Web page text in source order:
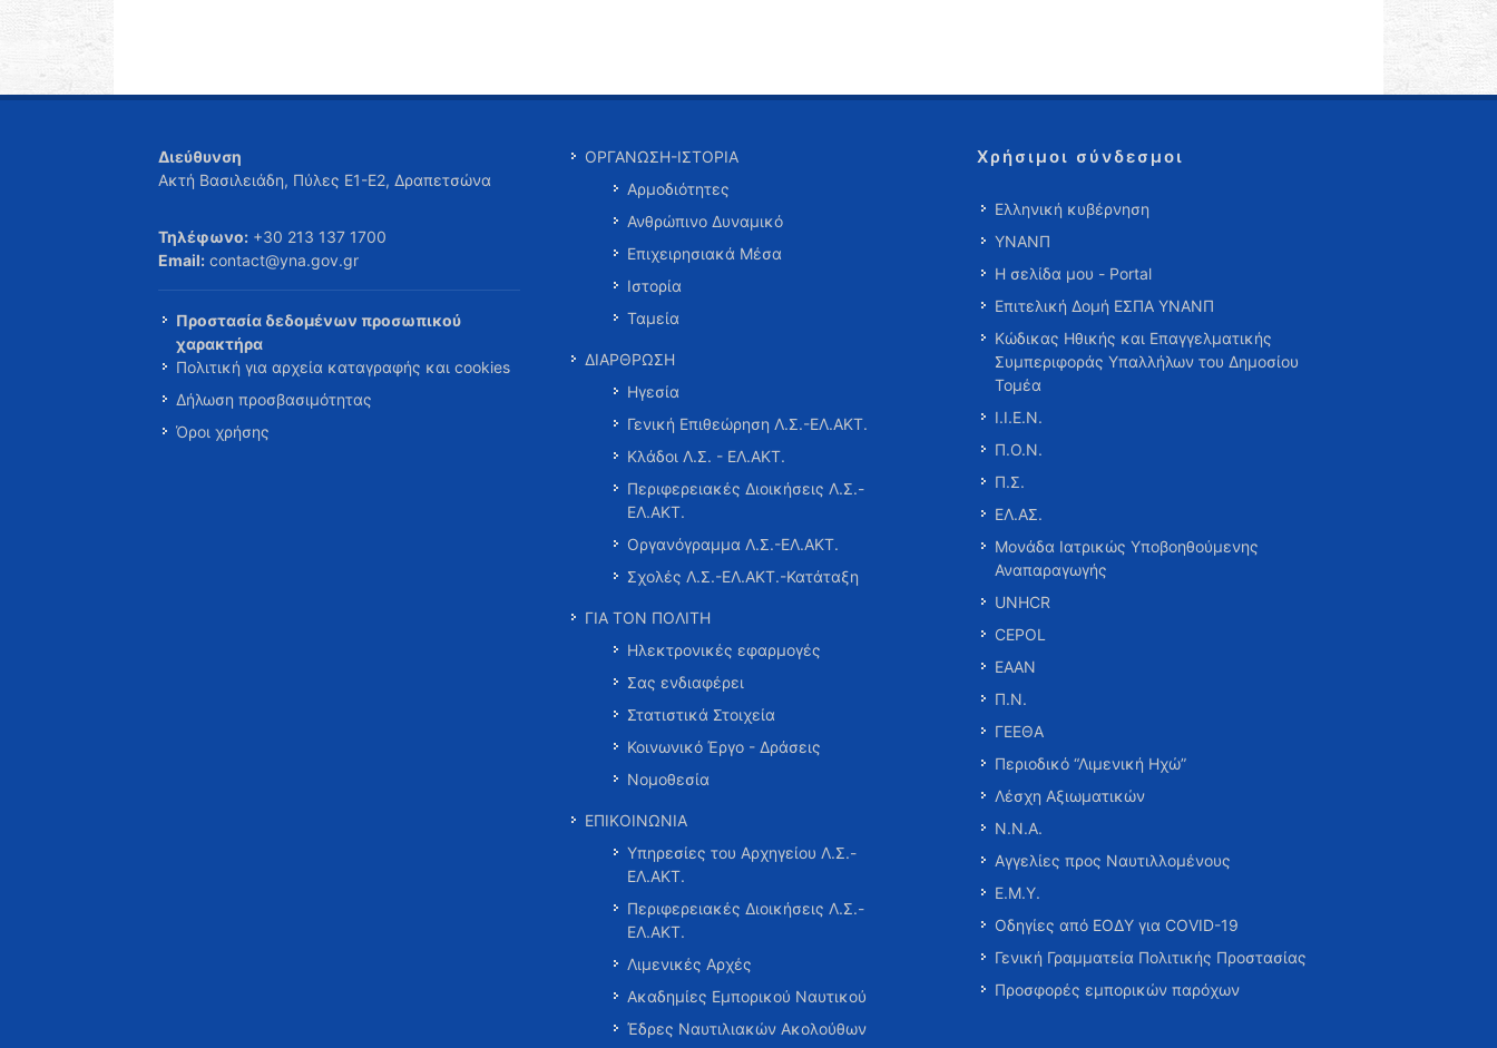
Διεύθυνση
Ακτή Βασιλειάδη, Πύλες Ε1-Ε2, Δραπετσώνα
Τηλέφωνο: +30 213 137 1700
Email: contact@yna.gov.gr
Προστασία δεδομένων προσωπικού
χαρακτήρα
Πολιτική για αρχεία καταγραφής και cookies
Δήλωση προσβασιμότητας
Όροι χρήσης
ΟΡΓΑΝΩΣΗ-ΙΣΤΟΡΙΑ
Αρμοδιότητες
Ανθρώπινο Δυναμικό
Επιχειρησιακά Μέσα
Ιστορία
Ταμεία
ΔΙΑΡΘΡΩΣΗ
Ηγεσία
Γενική Επιθεώρηση Λ.Σ.-ΕΛ.ΑΚΤ.
Κλάδοι Λ.Σ. - ΕΛ.ΑΚΤ.
Περιφερειακές Διοικήσεις Λ.Σ.-
ΕΛ.ΑΚΤ.
Οργανόγραμμα Λ.Σ.-ΕΛ.ΑΚΤ.
Σχολές Λ.Σ.-ΕΛ.ΑΚΤ.-Κατάταξη
ΓΙΑ ΤΟΝ ΠΟΛΙΤΗ
Ηλεκτρονικές εφαρμογές
Σας ενδιαφέρει
Στατιστικά Στοιχεία
Κοινωνικό Έργο - Δράσεις
Νομοθεσία
ΕΠΙΚΟΙΝΩΝΙΑ
Υπηρεσίες του Αρχηγείου Λ.Σ.-
ΕΛ.ΑΚΤ.
Περιφερειακές Διοικήσεις Λ.Σ.-
ΕΛ.ΑΚΤ.
Λιμενικές Αρχές
Ακαδημίες Εμπορικού Ναυτικού
Έδρες Ναυτιλιακών Ακολούθων
Χρήσιμοι σύνδεσμοι
Ελληνική κυβέρνηση
ΥΝΑΝΠ
Η σελίδα μου - Portal
Επιτελική Δομή ΕΣΠΑ ΥΝΑΝΠ
Κώδικας Ηθικής και Επαγγελματικής
Συμπεριφοράς Υπαλλήλων του Δημοσίου
Τομέα
Ι.Ι.Ε.Ν.
Π.Ο.Ν.
Π.Σ.
ΕΛ.ΑΣ.
Μονάδα Ιατρικώς Υποβοηθούμενης
Αναπαραγωγής
UNHCR
CEPOL
ΕΑΑΝ
Π.Ν.
ΓΕΕΘΑ
Περιοδικό “Λιμενική Ηχώ”
Λέσχη Αξιωματικών
Ν.Ν.Α.
Αγγελίες προς Ναυτιλλομένους
Ε.Μ.Υ.
Οδηγίες από ΕΟΔΥ για COVID-19
Γενική Γραμματεία Πολιτικής Προστασίας
Προσφορές εμπορικών παρόχων